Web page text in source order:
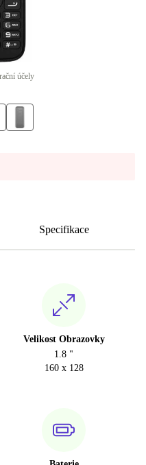
účely
Specifikace
Velikost Obrazovky
1.8 "
160 x 128